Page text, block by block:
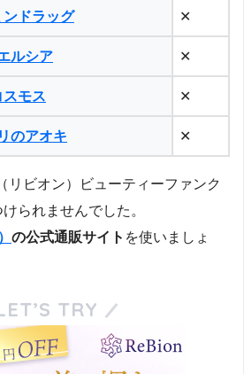
ンドラッグ ✕
ルシア ✕
スモス ✕
のアオキ ✕
リビオン）ビューティーファンク
られませんでした。
の公式通販サイト を使いましょ
TRY